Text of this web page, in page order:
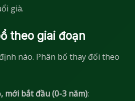
già.
theo giai đoạn
nào. Phân bổ thay đổi theo
mới bắt đầu (0-3 năm):